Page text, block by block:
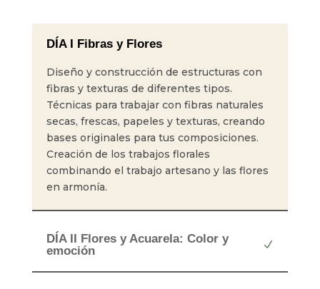
DÍA I Fibras y Flores
Diseño y construcción de estructuras con
fibras y texturas de diferentes tipos.
Técnicas para trabajar con fibras naturales
secas, frescas, papeles y texturas, creando
bases originales para tus composiciones.
Creación de los trabajos florales
combinando el trabajo artesano y las flores
en armonía.
DÍA II Flores y Acuarela: Color y
emoción